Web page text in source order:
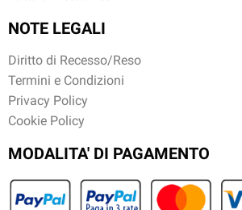
NOTE LEGALI
Diritto di Recesso/Reso
Termini e Condizioni
Privacy Policy
Cookie Policy
MODALITA' DI PAGAMENTO